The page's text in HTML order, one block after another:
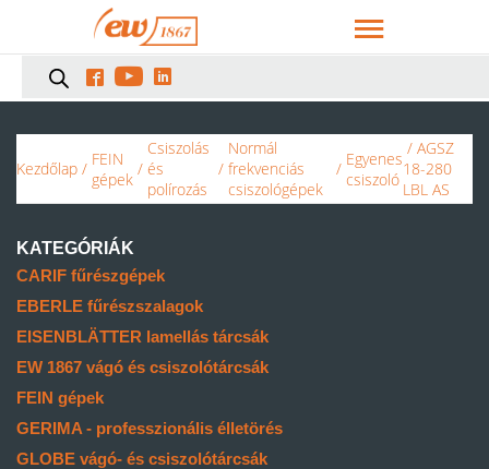
  
Kezdőlap / FEIN
gépek /
Csiszolás
és
polírozás
/
Normál
frekvenciás
csiszológépek
/ Egyenes
csiszoló
/ AGSZ
18-280
LBL AS
KATEGÓRIÁK
CARIF fűrészgépek
EBERLE fűrészszalagok
EISENBLÄTTER lamellás tárcsák
EW 1867 vágó és csiszolótárcsák
FEIN gépek
GERIMA - professzionális élletörés
GLOBE vágó- és csiszolótárcsák